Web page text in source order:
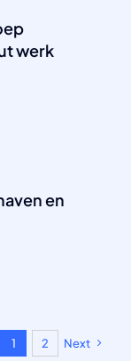
werk
en
1 2 Next